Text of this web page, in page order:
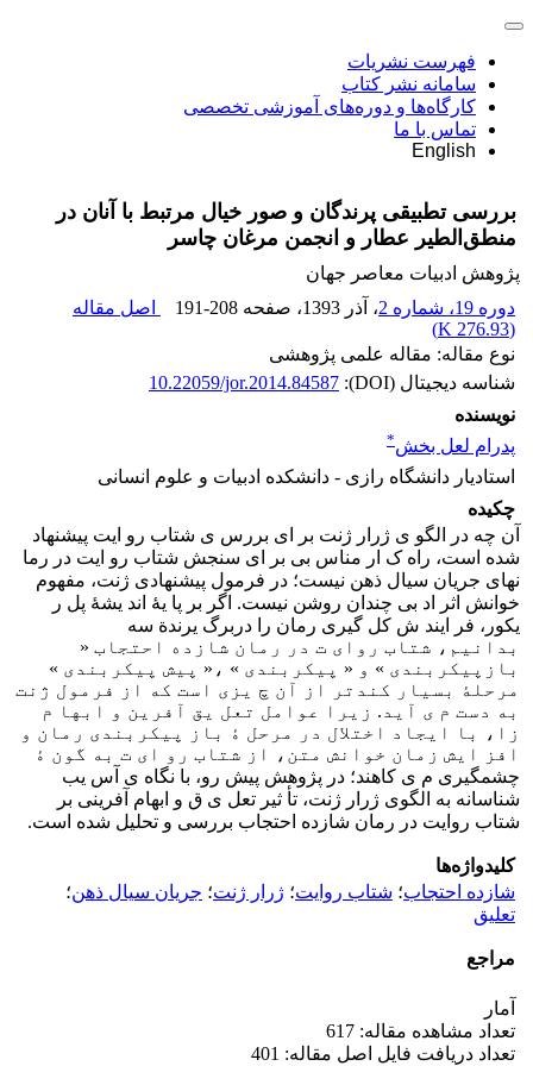
فهرست نشریات
سامانه نشر کتاب
کارگاه‌ها و دوره‌های آموزشی تخصصی
تماس با ما
English
بررسی تطبیقی پرندگان و صور خیال مرتبط با آنان در
منطق‌الطیر عطار و انجمن مرغان چاسر
پژوهش ادبیات معاصر جهان
دوره 19، شماره 2
، آذر 1393 ، صفحه 191-208
اصل مقاله
(
276.93 K
)
نوع مقاله: مقاله علمی پژوهشی
شناسه دیجیتال (DOI):
10.22059/jor.2014.84587
نویسنده
پدرام لعل بخش*
استادیار دانشگاه رازی - دانشکده ادبیات و علوم انسانی
چکیده
آن چه در الگو ی ژرار ژنت بر ای بررس ی شتاب رو ایت پیشنهاد
شده است، راه ک ار مناس بی بر ای سنجش شتاب رو ایت در رما
نهای جریان سیال ذهن نیست؛ در فرمول پیشنهادی ژنت، مفهوم
خوانش اثر اد بی چندان روشن نیست. اگر بر پا یۀ اند یشۀ پل ر
یکور، فر ایند ش کل گیری رمان را دربرگ یرندة سه
بدانیم، شتاب روای ت در رمان شازده احتجاب «
بازپیکربندی » و « پیکربندی » ،« پیش پیکربندی »
مرحلۀ بسیار کندتر از آن چ یزی است که از فرمول ژنت
به دست م ی آید. زیرا عوامل تعل یق آفرین و ابها م
زا، با ایجاد اختلال در مرحل ۀ باز پیکربندی رمان و
افز ایش زمان خوانش متن، از شتاب رو ای ت به گون ۀ
چشمگیری م ی کاهند؛ در پژوهش پیش رو، با نگاه ی آس یب
شناسانه به الگوی ژرار ژنت، تأ ثیر تعل ی ق و ابهام آفرینی بر
شتاب روایت در رمان شازده احتجاب بررسی و تحلیل شده است.
کلیدواژه‌ها
شازده احتجاب؛ شتاب روایت؛ ژرار ژنت؛ جریان سیال ذهن؛
تعلیق
مراجع
آمار
تعداد مشاهده مقاله: 617
تعداد دریافت فایل اصل مقاله: 401